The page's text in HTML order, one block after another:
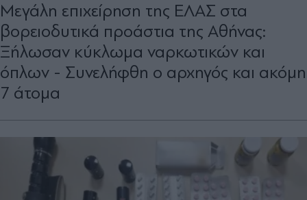
Μεγάλη επιχείρηση της ΕΛΑΣ στα
βορειοδυτικά προάστια της Αθήνας:
Ξήλωσαν κύκλωμα ναρκωτικών και
όπλων - Συνελήφθη ο αρχηγός και ακόμη
7 άτομα